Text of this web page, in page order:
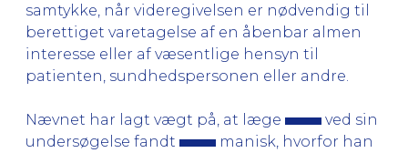
samtykke, når videregivelsen er nødvendig til
berettiget varetagelse af en åbenbar almen
interesse eller af væsentlige hensyn til
patienten, sundhedspersonen eller andre.
Nævnet har lagt vægt på, at læge
ved sin
undersøgelse fandt
manisk, hvorfor han